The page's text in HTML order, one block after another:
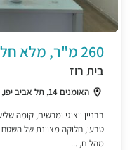
260 מ"ר, מלא חלונות ואור טבעי,
בית רוז
האומנים 14, תל אביב יפו, יגאל אלון והסביבה
טבעי, חלוקה מצוינת של
מהלים, ...